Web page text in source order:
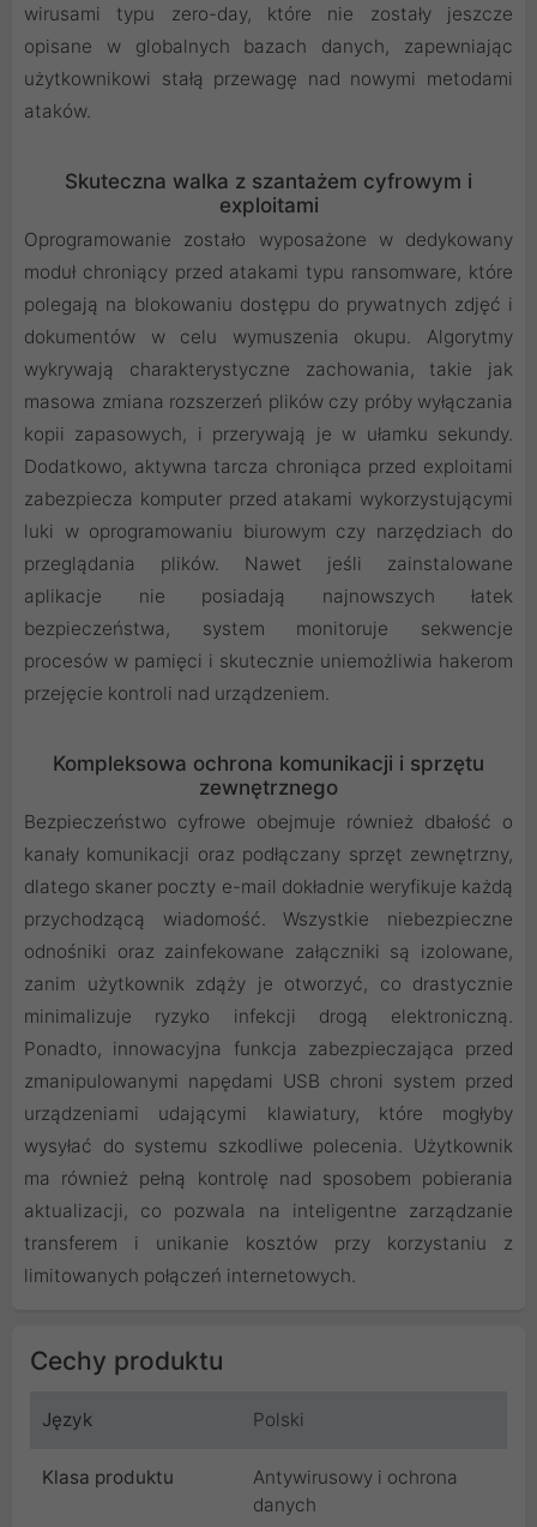
wirusami typu zero-day, które nie zostały jeszcze
opisane w globalnych bazach danych, zapewniając
użytkownikowi stałą przewagę nad nowymi metodami
ataków.
Skuteczna walka z szantażem cyfrowym i
exploitami
Oprogramowanie zostało wyposażone w dedykowany
moduł chroniący przed atakami typu ransomware, które
polegają na blokowaniu dostępu do prywatnych zdjęć i
dokumentów w celu wymuszenia okupu. Algorytmy
wykrywają charakterystyczne zachowania, takie jak
masowa zmiana rozszerzeń plików czy próby wyłączania
kopii zapasowych, i przerywają je w ułamku sekundy.
Dodatkowo, aktywna tarcza chroniąca przed exploitami
zabezpiecza komputer przed atakami wykorzystującymi
luki w oprogramowaniu biurowym czy narzędziach do
przeglądania plików. Nawet jeśli zainstalowane
aplikacje nie posiadają najnowszych łatek
bezpieczeństwa, system monitoruje sekwencje
procesów w pamięci i skutecznie uniemożliwia hakerom
przejęcie kontroli nad urządzeniem.
Kompleksowa ochrona komunikacji i sprzętu
zewnętrznego
Bezpieczeństwo cyfrowe obejmuje również dbałość o
kanały komunikacji oraz podłączany sprzęt zewnętrzny,
dlatego skaner poczty e-mail dokładnie weryfikuje każdą
przychodzącą wiadomość. Wszystkie niebezpieczne
odnośniki oraz zainfekowane załączniki są izolowane,
zanim użytkownik zdąży je otworzyć, co drastycznie
minimalizuje ryzyko infekcji drogą elektroniczną.
Ponadto, innowacyjna funkcja zabezpieczająca przed
zmanipulowanymi napędami USB chroni system przed
urządzeniami udającymi klawiatury, które mogłyby
wysyłać do systemu szkodliwe polecenia. Użytkownik
ma również pełną kontrolę nad sposobem pobierania
aktualizacji, co pozwala na inteligentne zarządzanie
transferem i unikanie kosztów przy korzystaniu z
limitowanych połączeń internetowych.
Cechy produktu
Język Polski
Klasa produktu
Antywirusowy i ochrona
danych